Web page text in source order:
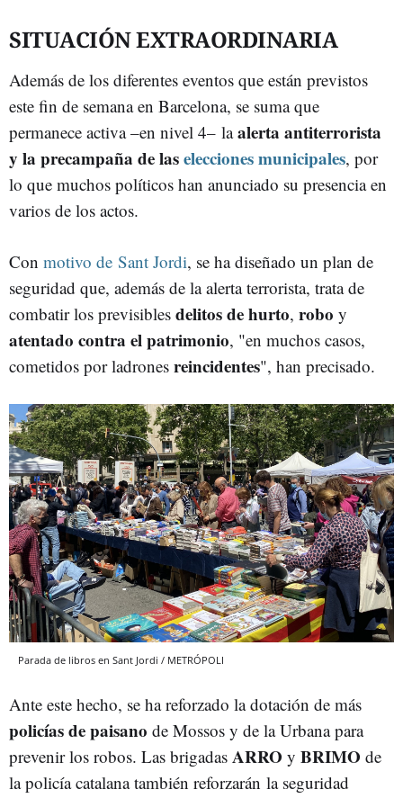
SITUACIÓN EXTRAORDINARIA
Además de los diferentes eventos que están previstos
este fin de semana en Barcelona, se suma que
permanece activa –en nivel 4– laalerta antiterrorista
y la precampaña de laselecciones municipales, por
lo que muchos políticos han anunciado su presencia en
varios de los actos.
Con motivo de Sant Jordi, se ha diseñado un plan de
seguridad que, además de la alerta terrorista, trata de
combatir los previsibles delitos de hurto, robo y
atentado contra el patrimonio, "en muchos casos,
cometidos por ladrones reincidentes", han precisado.
Parada de libros en Sant Jordi / METRÓPOLI
Ante este hecho, se ha reforzado la dotación de más
policías de paisano de Mossos y de la Urbana para
prevenir los robos. Las brigadas ARRO y BRIMO de
la policía catalana también reforzarán la seguridad